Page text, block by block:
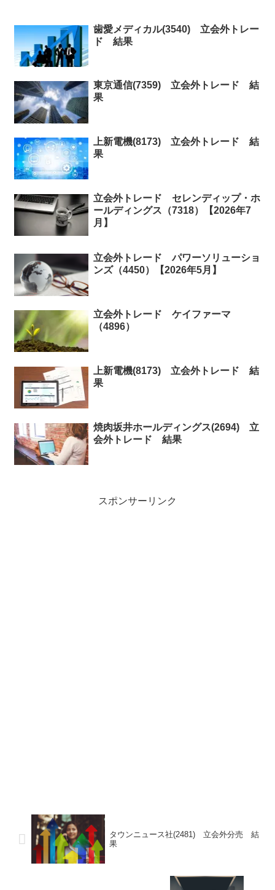
歯愛メディカル(3540) 立会外トレー
ド 結果
東京通信(7359) 立会外トレード 結
果
上新電機(8173) 立会外トレード 結
果
立会外トレード セレンディップ・ホ
ールディングス（7318）【2026年7
月】
立会外トレード パワーソリューショ
ンズ（4450）【2026年5月】
立会外トレード ケイファーマ
（4896）
上新電機(8173) 立会外トレード 結
果
焼肉坂井ホールディングス(2694) 立
会外トレード 結果
スポンサーリンク
タウンニュース社(2481) 立会外分売 結
果